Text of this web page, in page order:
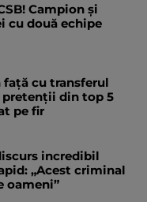
Campion și
cu două echipe
cu transferul
pretenții din top 5
pe fir
incredibil
„Acest criminal
oameni”